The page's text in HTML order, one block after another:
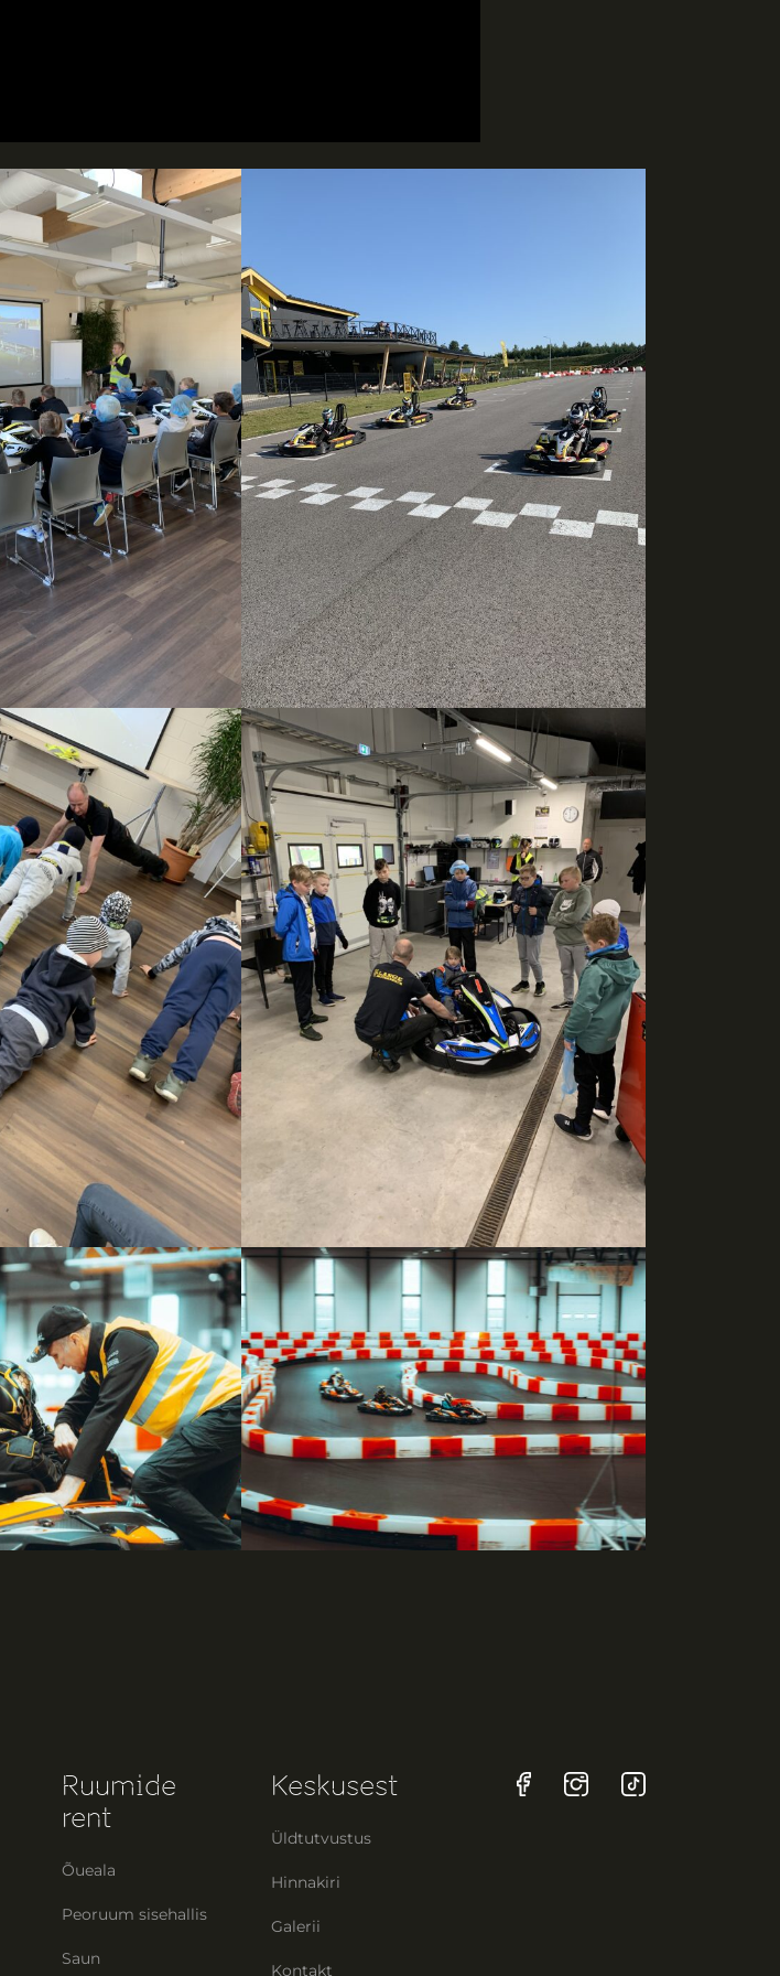
Ruumide
rent
Õueala
Peoruum sisehallis
Saun
Keskusest
Üldtutvustus
Hinnakiri
Galerii
Kontakt